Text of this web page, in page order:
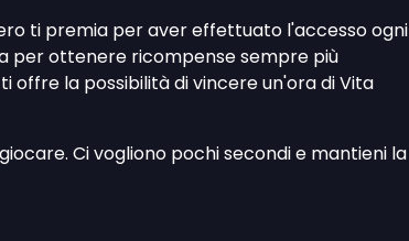
ti premia per aver effettuato l'accesso ogni
per ottenere ricompense sempre più
offre la possibilità di vincere un'ora di Vita
Ci vogliono pochi secondi e mantieni la